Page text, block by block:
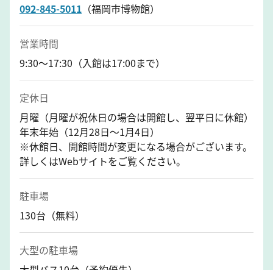
092-845-5011 （福岡市博物館）
営業時間
9:30～17:30（入館は17:00まで）
定休日
月曜（月曜が祝休日の場合は開館し、翌平日に休館）
年末年始（12月28日～1月4日）
※休館日、開館時間が変更になる場合がございます。
詳しくはWebサイトをご覧ください。
駐車場
130台（無料）
大型の駐車場